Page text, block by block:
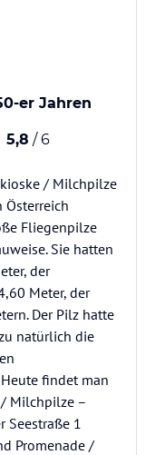
er Jahren
5,8 / 6
/ Milchpilze
Fliegenpilze
Sie hatten
der
Meter, der
Der Pilz hatte
natürlich die
findet man
Milchpilze –
Seestraße 1
Promenade /